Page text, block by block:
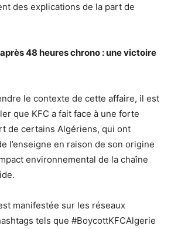
des explications de la part de
48 heures chrono : une victoire
le contexte de cette affaire, il est
que KFC a fait face à une forte
de certains Algériens, qui ont
l’enseigne en raison de son origine
environnemental de la chaîne
manifestée sur les réseaux
tels que #BoycottKFCAlgerie